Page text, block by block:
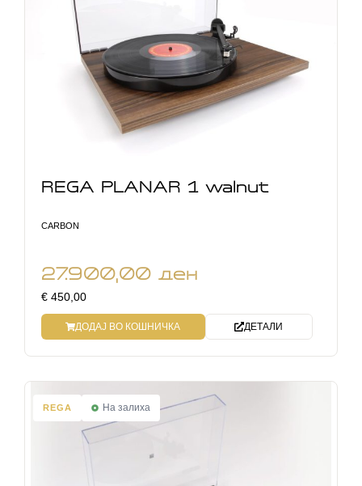
REGA PLANAR 1 walnut
CARBON
27.900,00 ден
€ 450,00
ДОДАЈ ВО КОШНИЧКА ДЕТАЛИ
REGA На залиха